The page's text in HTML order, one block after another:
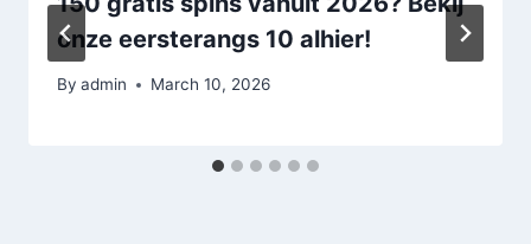
onze eersterangs 10 alhier!
By admin March 10, 2026